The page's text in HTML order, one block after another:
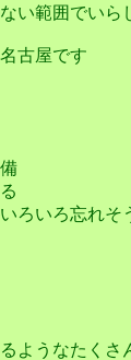
い範囲でいら
古屋です
ろいろ忘れそ
ようなたくさ